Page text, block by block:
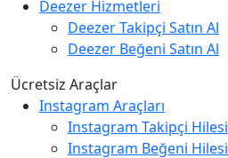
Deezer Hizmetleri
Deezer Takipçi Satın Al
Deezer Beğeni Satın Al
Ücretsiz Araçlar
Instagram Araçları
Instagram Takipçi Hilesi
Instagram Beğeni Hilesi